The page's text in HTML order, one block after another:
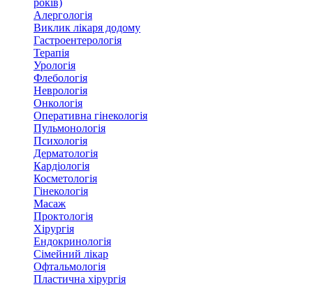
років)
Алергологія
Виклик лікаря додому
Гастроентерологія
Терапія
Урологія
Флебологія
Неврологія
Онкологія
Оперативна гінекологія
Пульмонологія
Психологія
Дерматологія
Кардіологія
Косметологія
Гінекологія
Масаж
Проктологія
Хірургія
Ендокринологія
Сімейний лікар
Офтальмологія
Пластична хірургія